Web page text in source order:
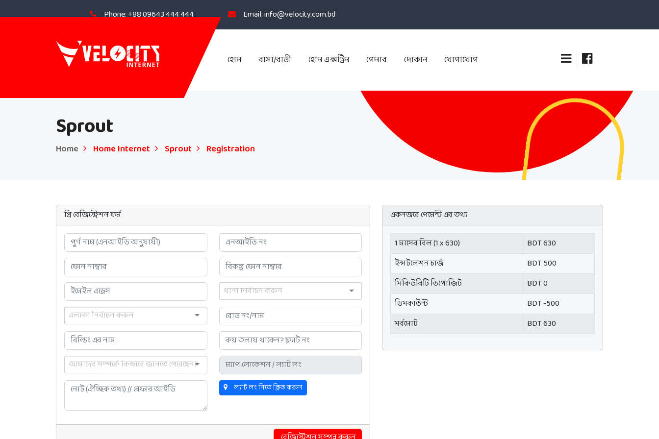
Phone: +88 09643 444 444 Email: info@velocity.com.bd
হোম বাসা/বাড়ী হোম এক্সট্রিম গেমার দোকান যোগাযোগ
Sprout
Home Home Internet Sprout Registration
প্রি রেজিস্ট্রেশন ফর্ম
ল্যাট লং নিতে ক্লিক করুন
একনজরে পেমেন্ট এর তথ্য
1 মাসের বিল (1 x 630)
BDT 630
ইন্সটলেশন চার্জ
BDT 500
সিকিউরিটি ডিপোজিট
BDT 0
ডিসকাউন্ট
BDT -500
সর্বমোট
BDT 630